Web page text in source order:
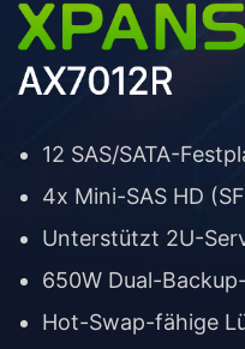
12 SAS/SATA-
4x Mini-SAS HD
Unterstützt 2U-
650W Dual-
Hot-Swap-fähige